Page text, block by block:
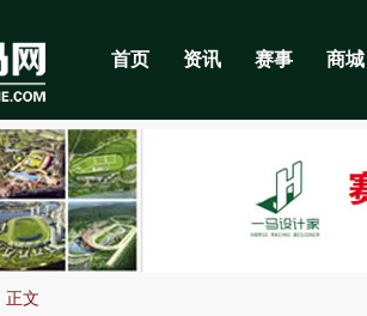
首页 资讯 赛事 商城
正文